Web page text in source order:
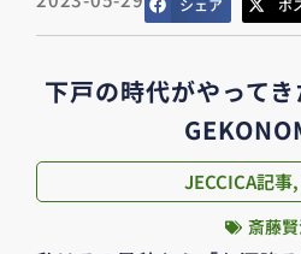
シェア ポ
下戸の時代がやって
JECCICA記事,
斎藤